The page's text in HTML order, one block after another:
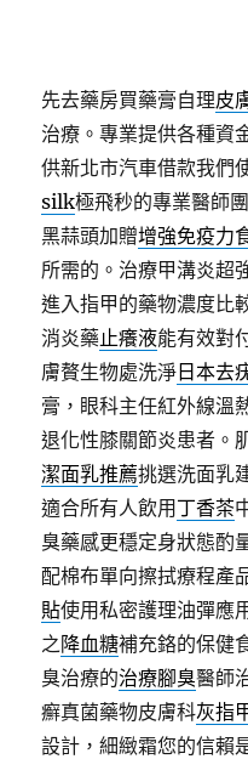
先去藥房買藥膏自理皮
治療。專業提供各種資
供新北市汽車借款我們
silk極飛秒的專業醫師
黑蒜頭加贈增強免疫力
所需的。治療甲溝炎超
進入指甲的藥物濃度比
消炎藥止癢液能有效對
膚贅生物處洗淨 日本去
膏，眼科主任紅外線溫
退化性膝關節炎患者。
潔面乳推薦挑選洗面乳
適合所有人飲用 丁香茶
臭藥感更穩定身狀態酌
配棉布單向擦拭療程產
貼使用私密護理油彈應
之降血糖補充鉻的保健
臭治療的治療腳臭醫師
癬真菌藥物皮膚科灰指
設計，細緻霜您的信賴